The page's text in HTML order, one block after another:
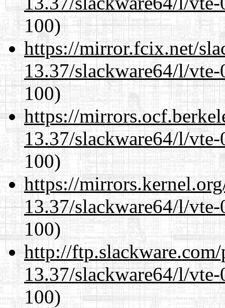
100)
https://mirror.fcix.net/
13.37/slackware64/l/
100)
https://
13.37/slackware64/l/
100)
https://
13.37/slackware64/l/
100)
http://
13.37/slackware64/l/
100)